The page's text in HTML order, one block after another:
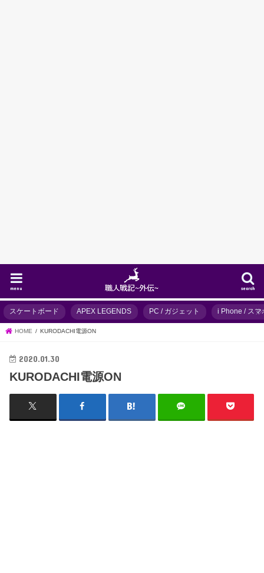
search
menu
スケートボード APEX LEGENDS PC / ガジェット i Phone / スマ
HOME KURODACHI電源ON
2020.01.30
KURODACHI電源ON